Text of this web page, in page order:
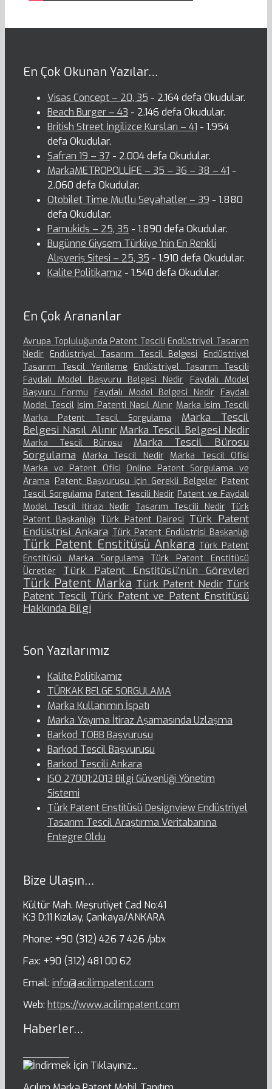
En Çok Okunan Yazılar…
Visas Concept – 20, 35 - 2.164 defa Okudular.
Beach Burger – 43 - 2.146 defa Okudular.
British Street İngilizce Kursları – 41 - 1.954
defa Okudular.
Safran 19 – 37 - 2.004 defa Okudular.
MarkaMETROPOLLİFE – 35 – 36 – 38 – 41 -
2.060 defa Okudular.
Otobilet Time Mutlu Seyahatler – 39 - 1.880
defa Okudular.
Pamukids – 25, 35 - 1.890 defa Okudular.
Bugünne Giysem Türkiye ‘nin En Renkli
Alışveriş Sitesi – 25, 35 - 1.910 defa Okudular.
Kalite Politikamız - 1.540 defa Okudular.
En Çok Arananlar
Avrupa Topluluğunda Patent Tescili Endüstriyel Tasarım
Nedir Endüstriyel Tasarım Tescil Belgesi
Endüstriyel
Tasarım Tescil Yenileme
Endüstriyel Tasarım Tescili
Faydalı Model Başvuru Belgesi Nedir
Faydalı Model
Başvuru Formu
Faydalı Model Belgesi Nedir Faydalı
Model Tescil İsim Patenti Nasıl Alınır Marka İsim Tescili
Marka Patent Tescil Sorgulama
Marka Tescil
Belgesi Nasıl Alınır Marka Tescil Belgesi Nedir
Marka Tescil Bürosu
Marka Tescil Bürosu
Sorgulama
Marka Tescil Nedir Marka Tescil Ofisi
Marka ve Patent Ofisi Online Patent Sorgulama ve
Arama Patent Başvurusu için Gerekli Belgeler Patent
Tescil Sorgulama Patent Tescili Nedir Patent ve Faydalı
Model Tescil İtirazı Nedir Tasarım Tescili Nedir Türk
Patent Başkanlığı Türk Patent Dairesi Türk Patent
Endüstrisi Ankara Türk Patent Endüstrisi Başkanlığı
Türk Patent Enstitüsü Ankara Türk Patent
Enstitüsü Marka Sorgulama
Türk Patent Enstitüsü
Ücretler
Türk Patent Enstitüsü’nün Görevleri
Türk Patent Marka Türk Patent Nedir Türk
Patent Tescil Türk Patent ve Patent Enstitüsü
Hakkında Bilgi
Son Yazılarımız
Kalite Politikamız
TÜRKAK BELGE SORGULAMA
Marka Kullanımın İspatı
Marka Yayıma İtiraz Aşamasında Uzlaşma
Barkod TOBB Başvurusu
Barkod Tescil Başvurusu
Barkod Tescili Ankara
ISO 27001:2013 Bilgi Güvenliği Yönetim
Sistemi
Türk Patent Enstitüsü Designview Endüstriyel
Tasarım Tescil Araştırma Veritabanına
Entegre Oldu
Bize Ulaşın…
Kültür Mah. Meşrutiyet Cad No:41
K:3 D:11 Kızılay, Çankaya/ANKARA
Phone: +90 (312) 426 7 426 /pbx
Fax: +90 (312) 481 00 62
Email: info@acilimpatent.com
Web: https://www.acilimpatent.com
Haberler…